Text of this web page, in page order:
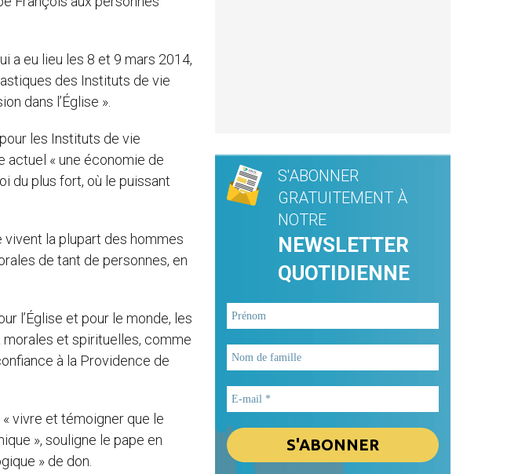
a eu lieu les 8 et 9 mars 2014,
des Instituts de vie
dans l’Église ».
les Instituts de vie
actuel « une économie de
du plus fort, où le puissant
vivent la plupart des hommes
de tant de personnes, en
l’Église et pour le monde, les
morales et spirituelles, comme
à la Providence de
vivre et témoigner que le
», souligne le pape en
» de don.
S'ABONNER
GRATUITEMENT À
NOTRE
NEWSLETTER
QUOTIDIENNE